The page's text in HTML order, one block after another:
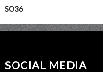
SO36
SOCIAL MEDIA